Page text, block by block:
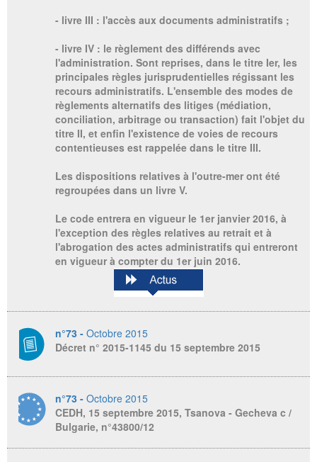
- livre III : l'accès aux documents administratifs ;
- livre IV : le règlement des différends avec
l'administration. Sont reprises, dans le titre Ier, les
principales règles jurisprudentielles régissant les
recours administratifs. L'ensemble des modes de
règlements alternatifs des litiges (médiation,
conciliation, arbitrage ou transaction) fait l'objet du
titre II, et enfin l'existence de voies de recours
contentieuses est rappelée dans le titre III.
Les dispositions relatives à l'outre-mer ont été
regroupées dans un livre V.
Le code entrera en vigueur le 1er janvier 2016, à
l'exception des règles relatives au retrait et à
l'abrogation des actes administratifs qui entreront
en vigueur à compter du 1er juin 2016.
n°73 - Octobre 2015
Décret n° 2015-1145 du 15 septembre 2015
n°73 - Octobre 2015
CEDH, 15 septembre 2015, Tsanova - Gecheva c /
Bulgarie, n°43800/12